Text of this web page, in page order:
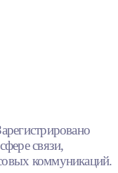
связи,
коммуникаций.